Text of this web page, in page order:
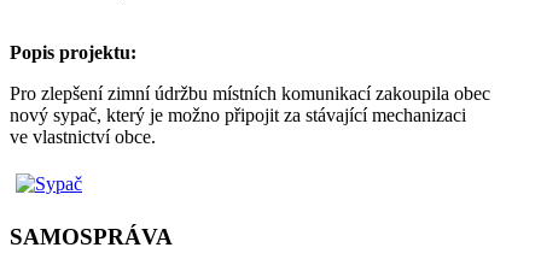
Popis projektu:
Pro zlepšení zimní údržbu místních komunikací zakoupila obec
nový sypač, který je možno připojit za stávající mechanizaci
ve vlastnictví obce.
SAMOSPRÁVA